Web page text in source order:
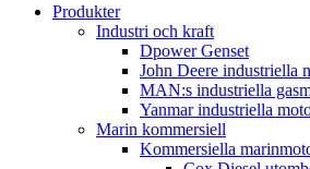
Produkter
Industri och kraft
Dpower Genset
John Deere industriella
MAN:s industriella
Yanmar industriella
Marin kommersiell
Kommersiella